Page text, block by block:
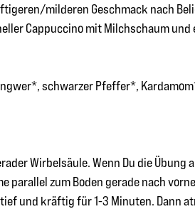
milderen Geschmack nach
Cappuccino mit Milchschaum und
schwarzer Pfeffer*,
Wirbelsäule. Wenn Du die
parallel zum Boden gerade nach
und kräftig für 1-3 Minuten. Dann